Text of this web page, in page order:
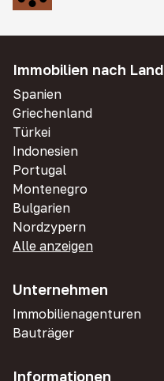
Immobilien nach Land
Spanien
Griechenland
Türkei
Indonesien
Portugal
Montenegro
Bulgarien
Nordzypern
Alle anzeigen
Unternehmen
Immobilienagenturen
Bauträger
Informationen